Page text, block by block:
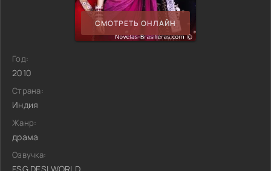
СМОТРЕТЬ ОНЛАЙН
Год:
2010
Страна:
Индия
Жанр:
драма
Озвучка: